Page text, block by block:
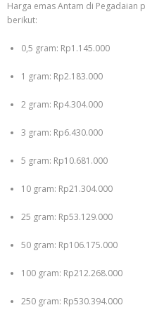
Harga emas Antam di Pegadaian
berikut:
0,5 gram: Rp1.145.000
1 gram: Rp2.183.000
2 gram: Rp4.304.000
3 gram: Rp6.430.000
5 gram: Rp10.681.000
10 gram: Rp21.304.000
25 gram: Rp53.129.000
50 gram: Rp106.175.000
100 gram: Rp212.268.000
250 gram: Rp530.394.000